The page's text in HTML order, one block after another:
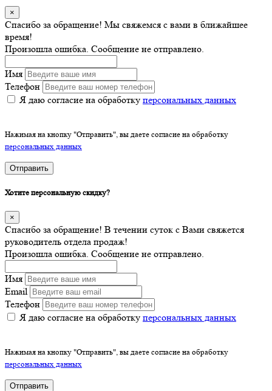
×
Спасибо за обращение! Мы свяжемся с вами в ближайшее
время!
Произошла ошибка. Сообщение не отправлено.
Имя
Телефон
Я даю согласие на обработку персональных данных
Нажимая на кнопку "Отправить", вы даете согласие на обработку
персональных данных
Отправить
Хотите персональную скидку?
×
Спасибо за обращение! В течении суток с Вами свяжется
руководитель отдела продаж!
Произошла ошибка. Сообщение не отправлено.
Имя
Email
Телефон
Я даю согласие на обработку персональных данных
Нажимая на кнопку "Отправить", вы даете согласие на обработку
персональных данных
Отправить